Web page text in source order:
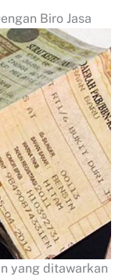
Biro Jasa
yang ditawarkan